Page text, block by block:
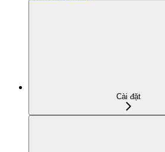
Cài đặt